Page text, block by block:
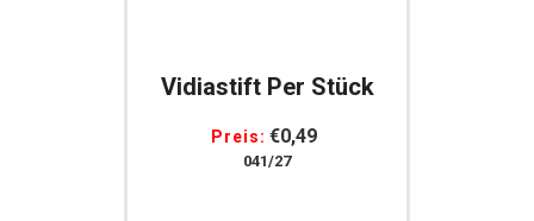
Vidiastift Per Stück
Preis: €0,49
041/27